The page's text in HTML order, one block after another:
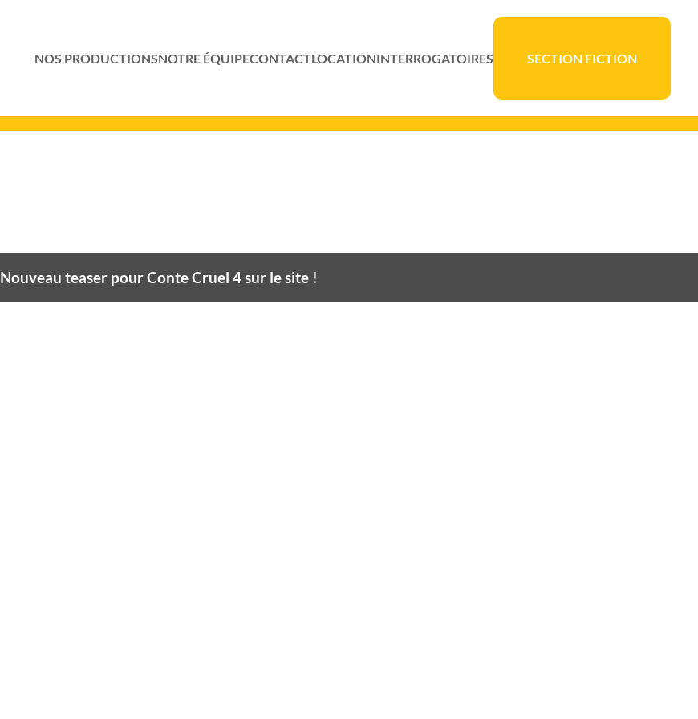
NOS PRODUCTIONSNOTRE ÉQUIPECONTACTLOCATIONINTERROGATOIRES SECTION FICTION
Nouveau teaser pour Conte Cruel 4 sur le site !